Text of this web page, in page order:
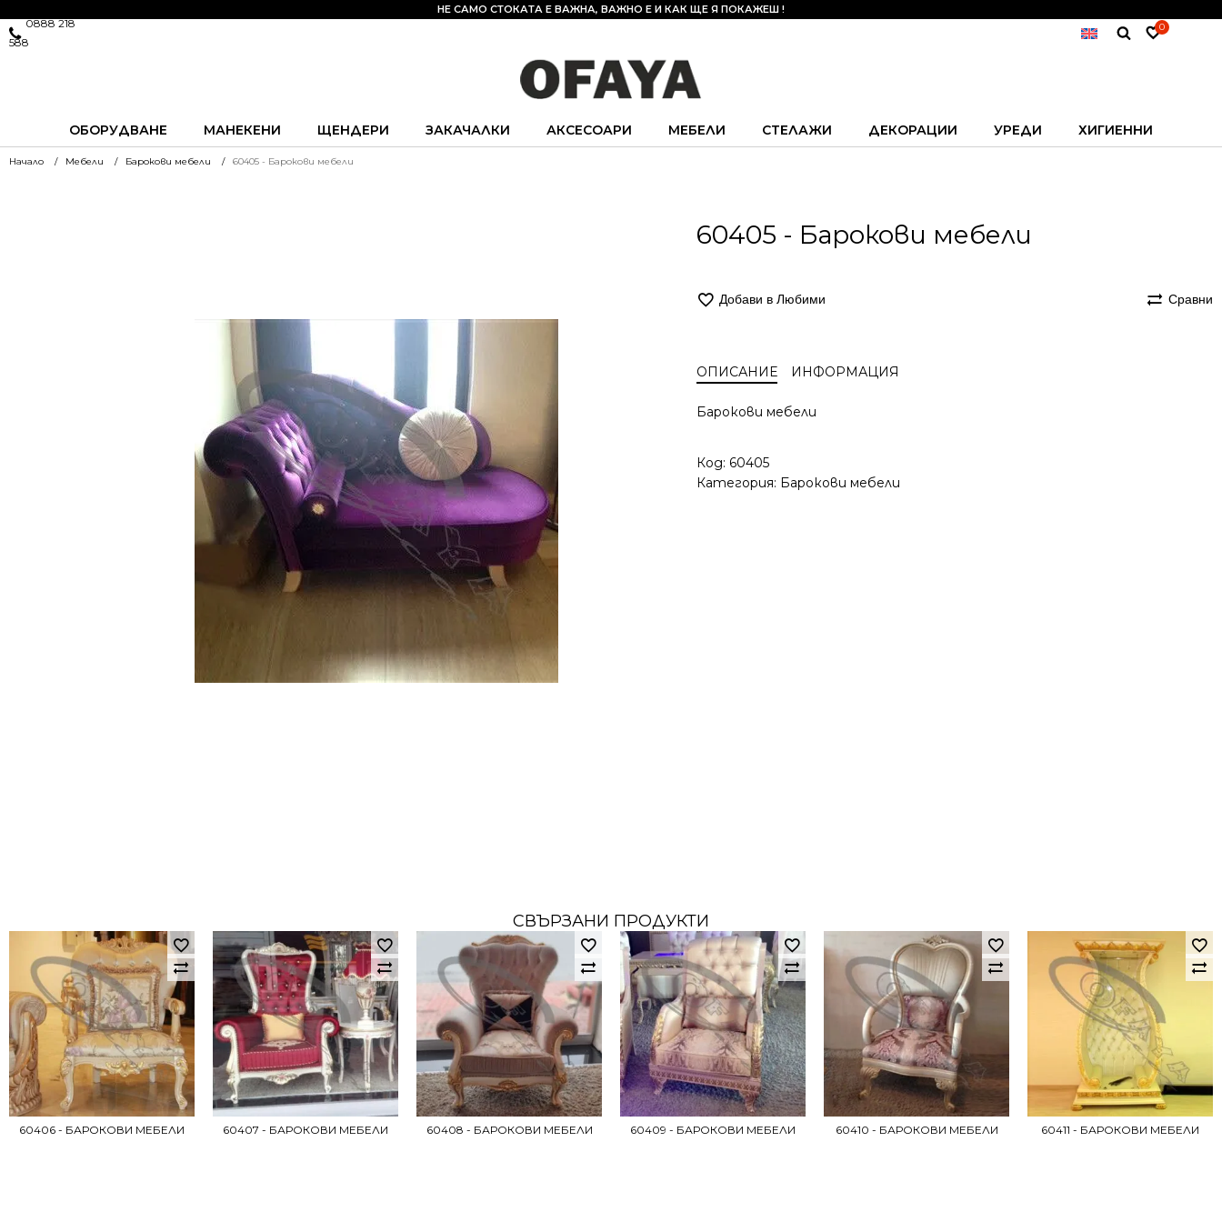
ОБОРУДВАНЕ МАНЕКЕНИ ЩЕНДЕРИ ЗАКАЧАЛКИ АКСЕСОАРИ МЕБЕЛИ СТЕЛАЖИ ДЕКОРАЦИИ УРЕДИ ХИГИЕННИ
0
0888 218
588
НЕ САМО СТОКАТА Е ВАЖНА, ВАЖНО Е И КАК ЩЕ Я ПОКАЖЕШ !
Начало Мебели Барокови мебели 60405 - Барокови мебели
60405 - Барокови мебели
Добави в Любими Сравни
ОПИСАНИЕ ИНФОРМАЦИЯ
Барокови мебели
Код: 60405
Категория: Барокови мебели
СВЪРЗАНИ ПРОДУКТИ
60406 - БАРОКОВИ МЕБЕЛИ 60407 - БАРОКОВИ МЕБЕЛИ 60408 - БАРОКОВИ МЕБЕЛИ 60409 - БАРОКОВИ МЕБЕЛИ 60410 - БАРОКОВИ МЕБЕЛИ 60411 - БАРОКОВИ МЕБЕЛИ